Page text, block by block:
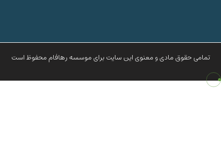
تمامی حقوق مادی و معنوی این سایت برای موسسه رهافام محفوظ است